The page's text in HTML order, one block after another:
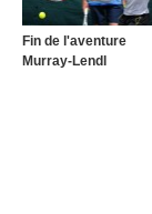
Fin de l'aventure
Murray-Lendl